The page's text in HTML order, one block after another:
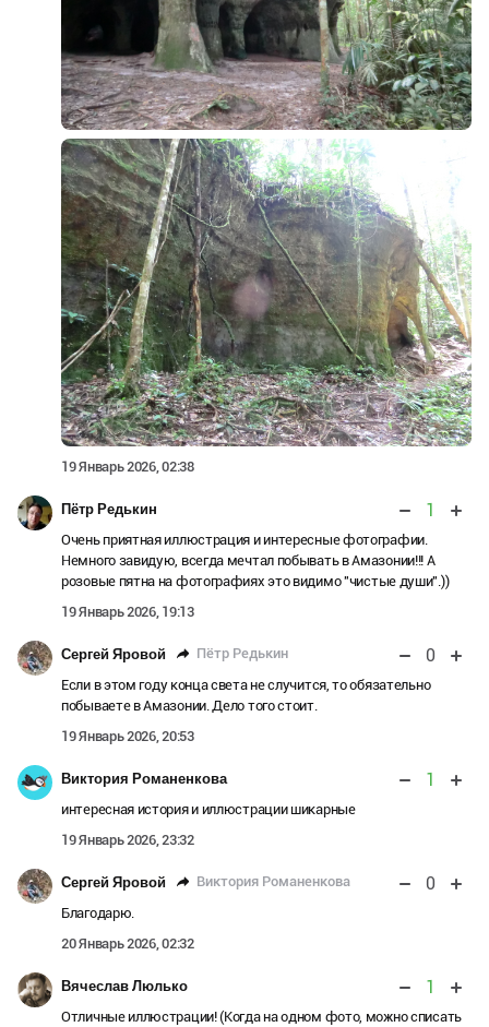
19 Январь 2026, 02:38
Пётр Редькин 1
Очень приятная иллюстрация и интересные фотографии.
Немного завидую, всегда мечтал побывать в Амазонии!!! А
розовые пятна на фотографиях это видимо "чистые души".))
19 Январь 2026, 19:13
Сергей Яровой Пётр Редькин 0
Если в этом году конца света не случится, то обязательно
побываете в Амазонии. Дело того стоит.
19 Январь 2026, 20:53
Виктория Романенкова 1
интересная история и иллюстрации шикарные
19 Январь 2026, 23:32
Сергей Яровой Виктория Романенкова 0
Благодарю.
20 Январь 2026, 02:32
Вячеслав Люлько 1
Отличные иллюстрации! (Когда на одном фото, можно списать